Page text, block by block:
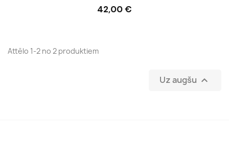
42,00 €
Ielikt grozā
Attēlo 1-2 no 2 produktiem
Uz augšu 